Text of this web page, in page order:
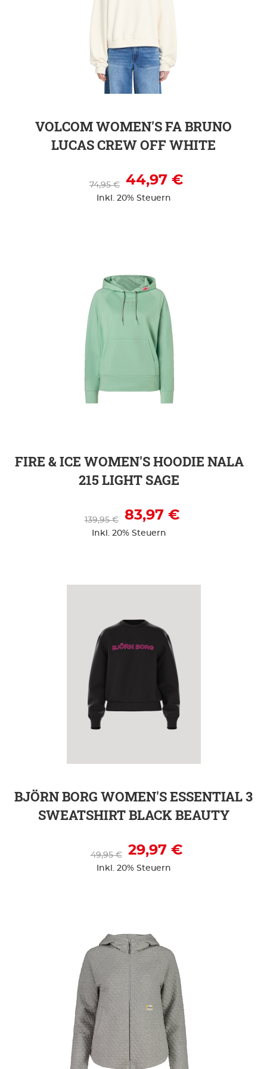
VOLCOM WOMEN'S FA BRUNO
LUCAS CREW OFF WHITE
44,97 €
74,95 €
Inkl. 20% Steuern
ZUR DETAILSEITE
FIRE & ICE WOMEN'S HOODIE NALA
215 LIGHT SAGE
83,97 €
139,95 €
Inkl. 20% Steuern
ZUR DETAILSEITE
BJÖRN BORG WOMEN'S ESSENTIAL 3
SWEATSHIRT BLACK BEAUTY
29,97 €
49,95 €
Inkl. 20% Steuern
ZUR DETAILSEITE